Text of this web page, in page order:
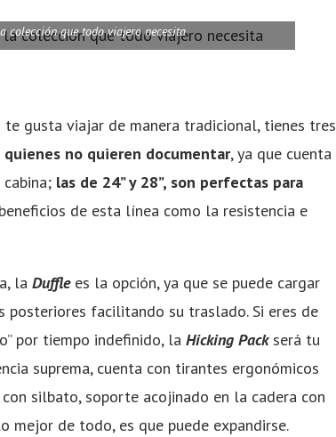
colección que todo viajero necesita
te gusta viajar de manera tradicional, tienes tres
quienes no quieren documentar, ya que cuenta
las de 24” y 28”, son perfectas para
de esta línea como la resistencia e
la Dufflees la opción, ya que se puede cargar
posteriores facilitando su traslado. Si eres de
por tiempo indefinido, la Hicking Pack será tu
suprema, cuenta con tirantes ergonómicos
silbato, soporte acojinado en la cadera con
de todo, es que puede expandirse.